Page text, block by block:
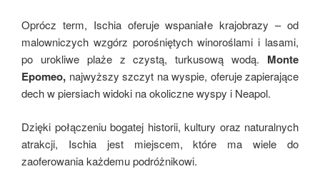
Oprócz term, Ischia oferuje wspaniałe krajobrazy – od
malowniczych wzgórz porośniętych winoroślami i lasami,
po urokliwe plaże z czystą, turkusową wodą. Monte
Epomeo, najwyższy szczyt na wyspie, oferuje zapierające
dech w piersiach widoki na okoliczne wyspy i Neapol.
Dzięki połączeniu bogatej historii, kultury oraz naturalnych
atrakcji, Ischia jest miejscem, które ma wiele do
zaoferowania każdemu podróżnikowi.